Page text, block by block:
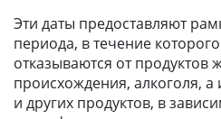
Эти даты предоставляют
периода, в течение
отказываются от продуктов
происхождения, алкоголя,
и других продуктов, в